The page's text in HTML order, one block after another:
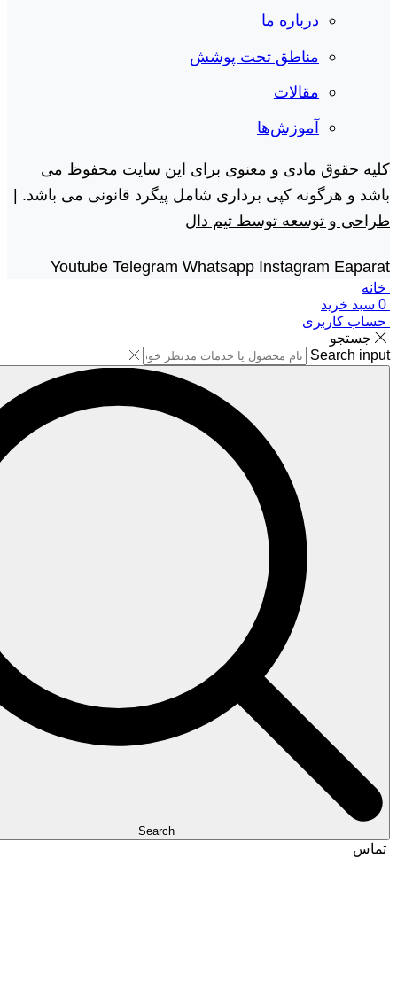
درباره ما
مناطق تحت پوشش
مقالات
آموزش‌ها
کلیه حقوق مادی و معنوی برای این سایت محفوظ می
باشد و هرگونه کپی برداری شامل پیگرد قانونی می باشد. |
طراحی و توسعه توسط تیم دال
Youtube Telegram Whatsapp Instagram Eaparat
خانه
0 سبد خرید
حساب کاربری
جستجو
Search input
Search
تماس